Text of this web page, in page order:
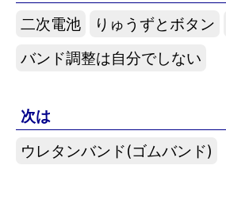
二次電池
りゅうずとボタン
バンド調整は自分でしない
次は
ウレタンバンド(ゴムバンド)